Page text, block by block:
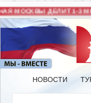
МОСКВЫ ДЕЛИТ 1-3
НОВОСТИ